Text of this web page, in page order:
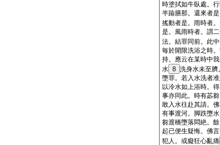
時塗拭如牛臥處。
半踰膳那。還來者
搖動者是。雨時者
是。風雨時者。謂
法。結罪同前。此
毎於開限洗浴之時
持。應云在某時中
水 8 洗身水未至臍
墮罪。若入水洗者
以冷水如上浴時。
事亦同此。時有苾
敢入水往赴其請。
有事渡河。脚跌墮
芻渡橋墮落悶絶。
起已便生疑悔。佛
犯人。或癡狂心亂痛